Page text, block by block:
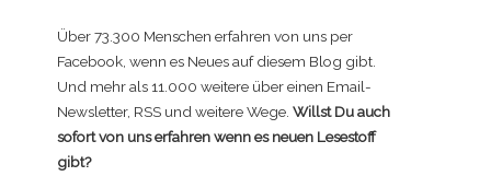
Über 73.300 Menschen erfahren von uns per
Facebook, wenn es Neues auf diesem Blog gibt.
Und mehr als 11.000 weitere über einen Email-
Newsletter, RSS und weitere Wege.Willst Du auch
sofort von uns erfahren wenn es neuen Lesestoff
gibt?